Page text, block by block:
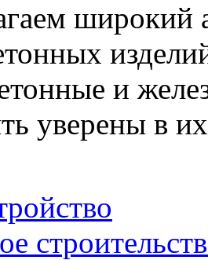
широкий
и
уверены в их